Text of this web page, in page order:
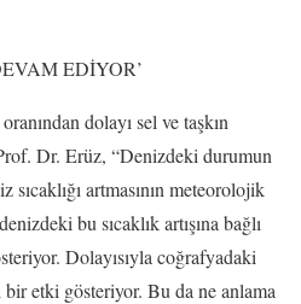
EDİYOR’
dolayı sel ve taşkın
Dr. Erüz, “Denizdeki durumun
artmasının meteorolojik
bu sıcaklık artışına bağlı
Dolayısıyla coğrafyadaki
bir etki gösteriyor. Bu da ne anlama